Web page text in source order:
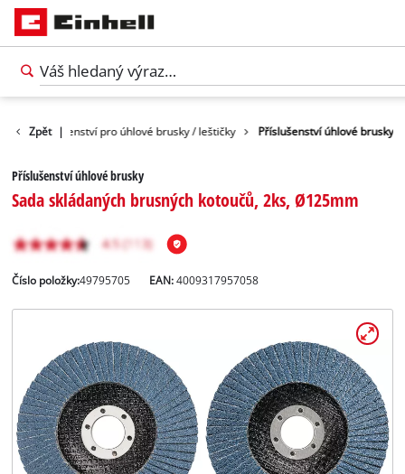
čeština
CSčeština
English
Zpět |
Příslušenství pro úhlové brusky / leštičky Příslušenství úhlové brusky
Příslušenství úhlové brusky
Sada skládaných brusných kotoučů, 2ks, Ø125mm
Číslo položky:49795705 EAN:4009317957058